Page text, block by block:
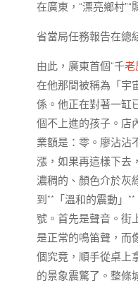
在廣東，“漂亮鄉村
省當局任務報告在總
由此，廣東首個“千老
在他那間被稱為「宇
係。他正在對著一缸
個不上進的孩子。店
業額是：零。廖沾沾
漲，如果再這樣下去
濃稠的、顏色介於灰
到**「溫和的震動」
號。首先是聲音。
是正常的鳴笛聲，而
個究竟，順手從桌上
的景象震驚了。整條